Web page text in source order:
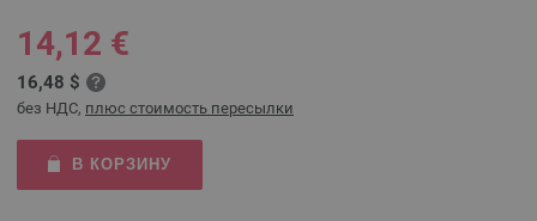
14,12 €
16,48 $
без НДС, плюс стоимость пересылки
В КОРЗИНУ